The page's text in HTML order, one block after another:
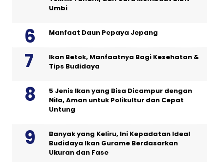
Umbi
Manfaat Daun Pepaya Jepang
Ikan Betok, Manfaatnya Bagi Kesehatan &
Tips Budidaya
5 Jenis Ikan yang Bisa Dicampur dengan
Nila, Aman untuk Polikultur dan Cepat
Untung
Banyak yang Keliru, Ini Kepadatan Ideal
Budidaya Ikan Gurame Berdasarkan
Ukuran dan Fase